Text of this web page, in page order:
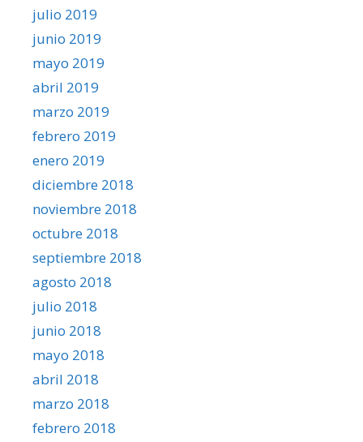
julio 2019
junio 2019
mayo 2019
abril 2019
marzo 2019
febrero 2019
enero 2019
diciembre 2018
noviembre 2018
octubre 2018
septiembre 2018
agosto 2018
julio 2018
junio 2018
mayo 2018
abril 2018
marzo 2018
febrero 2018